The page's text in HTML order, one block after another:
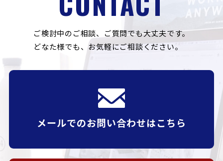
ご検討中のご相談、ご質問でも大丈夫です。
どなた様でも、お気軽にご相談ください。
メールでのお問い合わせはこちら